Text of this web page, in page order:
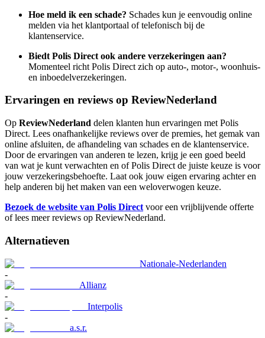
Hoe meld ik een schade? Schades kun je eenvoudig online
melden via het klantportaal of telefonisch bij de
klantenservice.
Biedt Polis Direct ook andere verzekeringen aan?
Momenteel richt Polis Direct zich op auto-, motor-, woonhuis-
en inboedelverzekeringen.
Ervaringen en reviews op ReviewNederland
Op ReviewNederland delen klanten hun ervaringen met Polis
Direct. Lees onafhankelijke reviews over de premies, het gemak van
online afsluiten, de afhandeling van schades en de klantenservice.
Door de ervaringen van anderen te lezen, krijg je een goed beeld
van wat je kunt verwachten en of Polis Direct de juiste keuze is voor
jouw verzekeringsbehoefte. Laat ook jouw eigen ervaring achter en
help anderen bij het maken van een weloverwogen keuze.
Bezoek de website van Polis Direct voor een vrijblijvende offerte
of lees meer reviews op ReviewNederland.
Alternatieven
Nationale-Nederlanden
-
Allianz
-
Interpolis
-
a.s.r.